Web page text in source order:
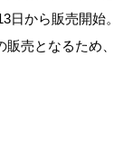
日から販売開始。
売となるため、